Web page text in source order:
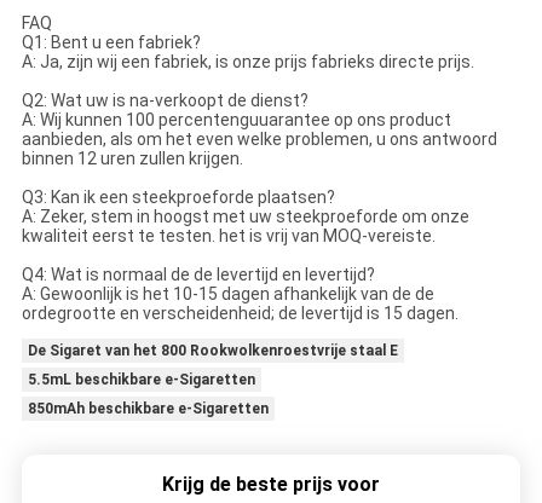
FAQ
Q1: Bent u een fabriek?
A: Ja, zijn wij een fabriek, is onze prijs fabrieks directe prijs.
Q2: Wat uw is na-verkoopt de dienst?
A: Wij kunnen 100 percentenguuarantee op ons product
aanbieden, als om het even welke problemen, u ons antwoord
binnen 12 uren zullen krijgen.
Q3: Kan ik een steekproeforde plaatsen?
A: Zeker, stem in hoogst met uw steekproeforde om onze
kwaliteit eerst te testen. het is vrij van MOQ-vereiste.
Q4: Wat is normaal de de levertijd en levertijd?
A: Gewoonlijk is het 10-15 dagen afhankelijk van de de
ordegrootte en verscheidenheid; de levertijd is 15 dagen.
De Sigaret van het 800 Rookwolkenroestvrije staal E
5.5mL beschikbare e-Sigaretten
850mAh beschikbare e-Sigaretten
Krijg de beste prijs voor